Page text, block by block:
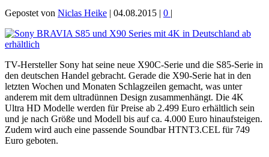
Gepostet von Niclas Heike | 04.08.2015 | 0 |
TV-Hersteller Sony hat seine neue X90C-Serie und die S85-Serie in
den deutschen Handel gebracht. Gerade die X90-Serie hat in den
letzten Wochen und Monaten Schlagzeilen gemacht, was unter
anderem mit dem ultradünnen Design zusammenhängt. Die 4K
Ultra HD Modelle werden für Preise ab 2.499 Euro erhältlich sein
und je nach Größe und Modell bis auf ca. 4.000 Euro hinaufsteigen.
Zudem wird auch eine passende Soundbar HTNT3.CEL für 749
Euro geboten.